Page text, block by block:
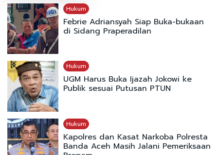
Hukum
Febrie Adriansyah Siap Buka-bukaan
di Sidang Praperadilan
Hukum
UGM Harus Buka Ijazah Jokowi ke
Publik sesuai Putusan PTUN
Hukum
Kapolres dan Kasat Narkoba Polresta
Banda Aceh Masih Jalani Pemeriksaan